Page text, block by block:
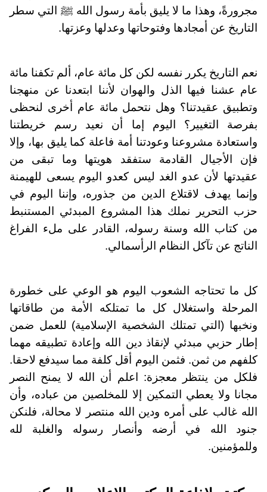
مجرورةً، وهذا ما لا يليق بأمة رسول الله ﷺ التي سطر
التاريخ عن أمجادها وفتوحاتها وعدلها وعزتها.
نعم التاريخ يكرر نفسه لكن كل مائة عام، ألم تكفنا مائة
عام عشنا فيها الذل والهوان لأننا ابتعدنا عن منهجنا
وتطبيق عقيدتنا؟ وهل نتحمل مائة عام أخرى لنحظى
بفرصة التغيير؟ اليوم إما أن نعيد رسم خريطتنا
واستعادة مشروعنا وعودتنا أمة فاعلة كما يليق بها، وإلا
فإن الأجيال القادمة ستفقد هويتها وما تبقى من
عقيدتها لأن عدو الغد ليس كعدو اليوم يسعى للهيمنة
وإنما يهدف لاقتلاع الدين من جذوره، وإننا اليوم في
حزب التحرير نملك هذا المشروع المبدئي المستنبط
من كتاب الله وسنة رسوله، القادر على ملء الفراغ
الناتج عن تآكل النظام الرأسمالي.
كل ما تحتاجه الشعوب اليوم هو الوعي على خطورة
المرحلة واستغلال كل ما تمتلكه الأمة من طاقاتها
ونخبها (التي تمتلك الشخصية الإسلامية) للعمل ضمن
إطار حزبي مبدئي لإنقاذ دين الله وإعادة تطبيقه مهما
كلفهم من ثمن. فثمن اليوم أقل كلفة مما سيدفع لاحقا.
فلكل من ينتظر معجزة: اعلم أن الله لا يمنح النصر
مجانا ولا يعطي التمكين إلا للمخلصين من عباده، وأن
الله غالب على أمره ودين الله منتصر لا محالة، فلنكن
جنود الله في أرضه وأنصار رسوله والغلبة لله
وللمؤمنين.